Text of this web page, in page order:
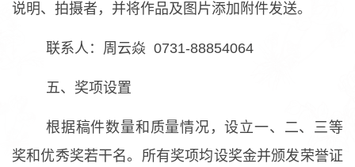
说明、拍摄者，并将作品及图片添加附件发送。
联系人：周云焱 0731-88854064
五、奖项设置
根据稿件数量和质量情况，设立一、二、三等
奖和优秀奖若干名。所有奖项均设奖金并颁发荣誉证